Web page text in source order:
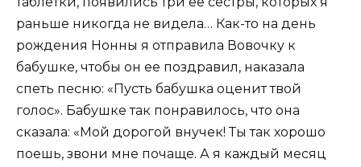
раньше никогда не видела… Как-то на день
рождения Нонны я отправила Вовочку к
бабушке, чтобы он ее поздравил, наказала
спеть песню: «Пусть бабушка оценит твой
голос». Бабушке так понравилось, что она
сказала: «Мой дорогой внучек! Ты так хорошо
поешь, звони мне почаще. А я каждый месяц